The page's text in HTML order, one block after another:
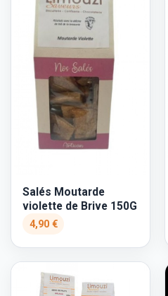
Salés Moutarde
violette de Brive 150G
4,90 €